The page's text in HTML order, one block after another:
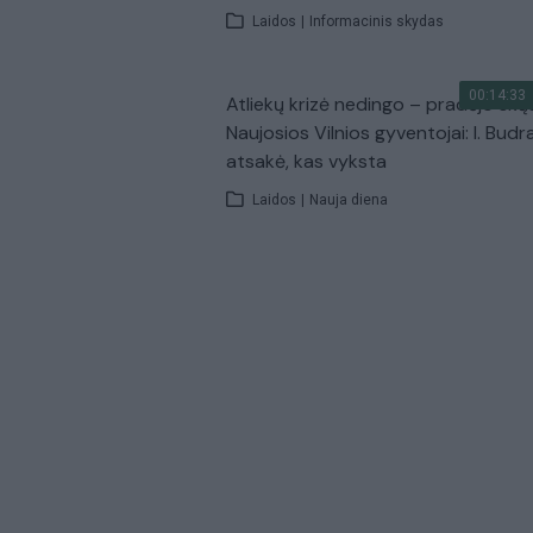
Laidos | Informacinis skydas
00:14:33
Atliekų krizė nedingo – pradėjo
Naujosios Vilnios gyventojai: I.
atsakė, kas vyksta
Laidos | Nauja diena